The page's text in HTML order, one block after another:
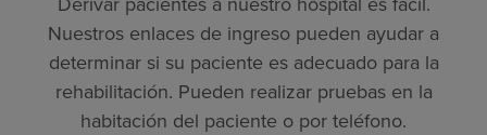
Nuestros enlaces de ingreso pueden ayudar a
determinar si su paciente es adecuado para la
rehabilitación. Pueden realizar pruebas en la
habitación del paciente o por teléfono.